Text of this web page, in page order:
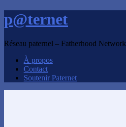
p@ternet
Réseau paternel – Fatherhood Network
À propos
Contact
Soutenir Paternet